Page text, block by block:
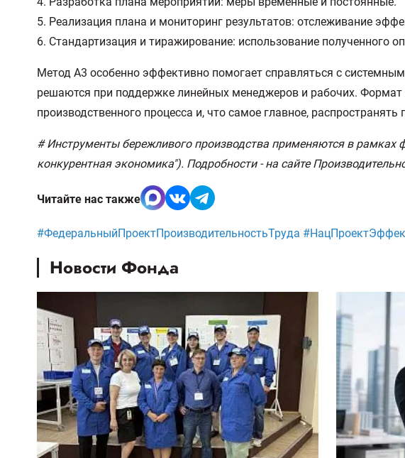
5. Реализация плана и мониторинг результатов: отслеживание
6. Стандартизация и тиражирование: использование полученного
Метод А3 особенно эффективно помогает справляться с
решаются при поддержке линейных менеджеров и рабочих. Формат
производственного процесса и, что самое главное,
# Инструменты бережливого производства применяются в рамках
конкурентная экономика"). Подробности - на сайте
Читайте нас также
#ФедеральныйПроектПроизводительностьТруда
Новости Фонда